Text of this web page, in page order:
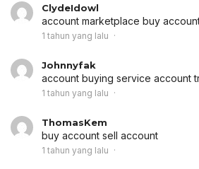
ClydeIdowl
account marketplace buy
1 tahun yang lalu
Johnnyfak
account buying service account
1 tahun yang lalu
ThomasKem
buy account sell account
1 tahun yang lalu